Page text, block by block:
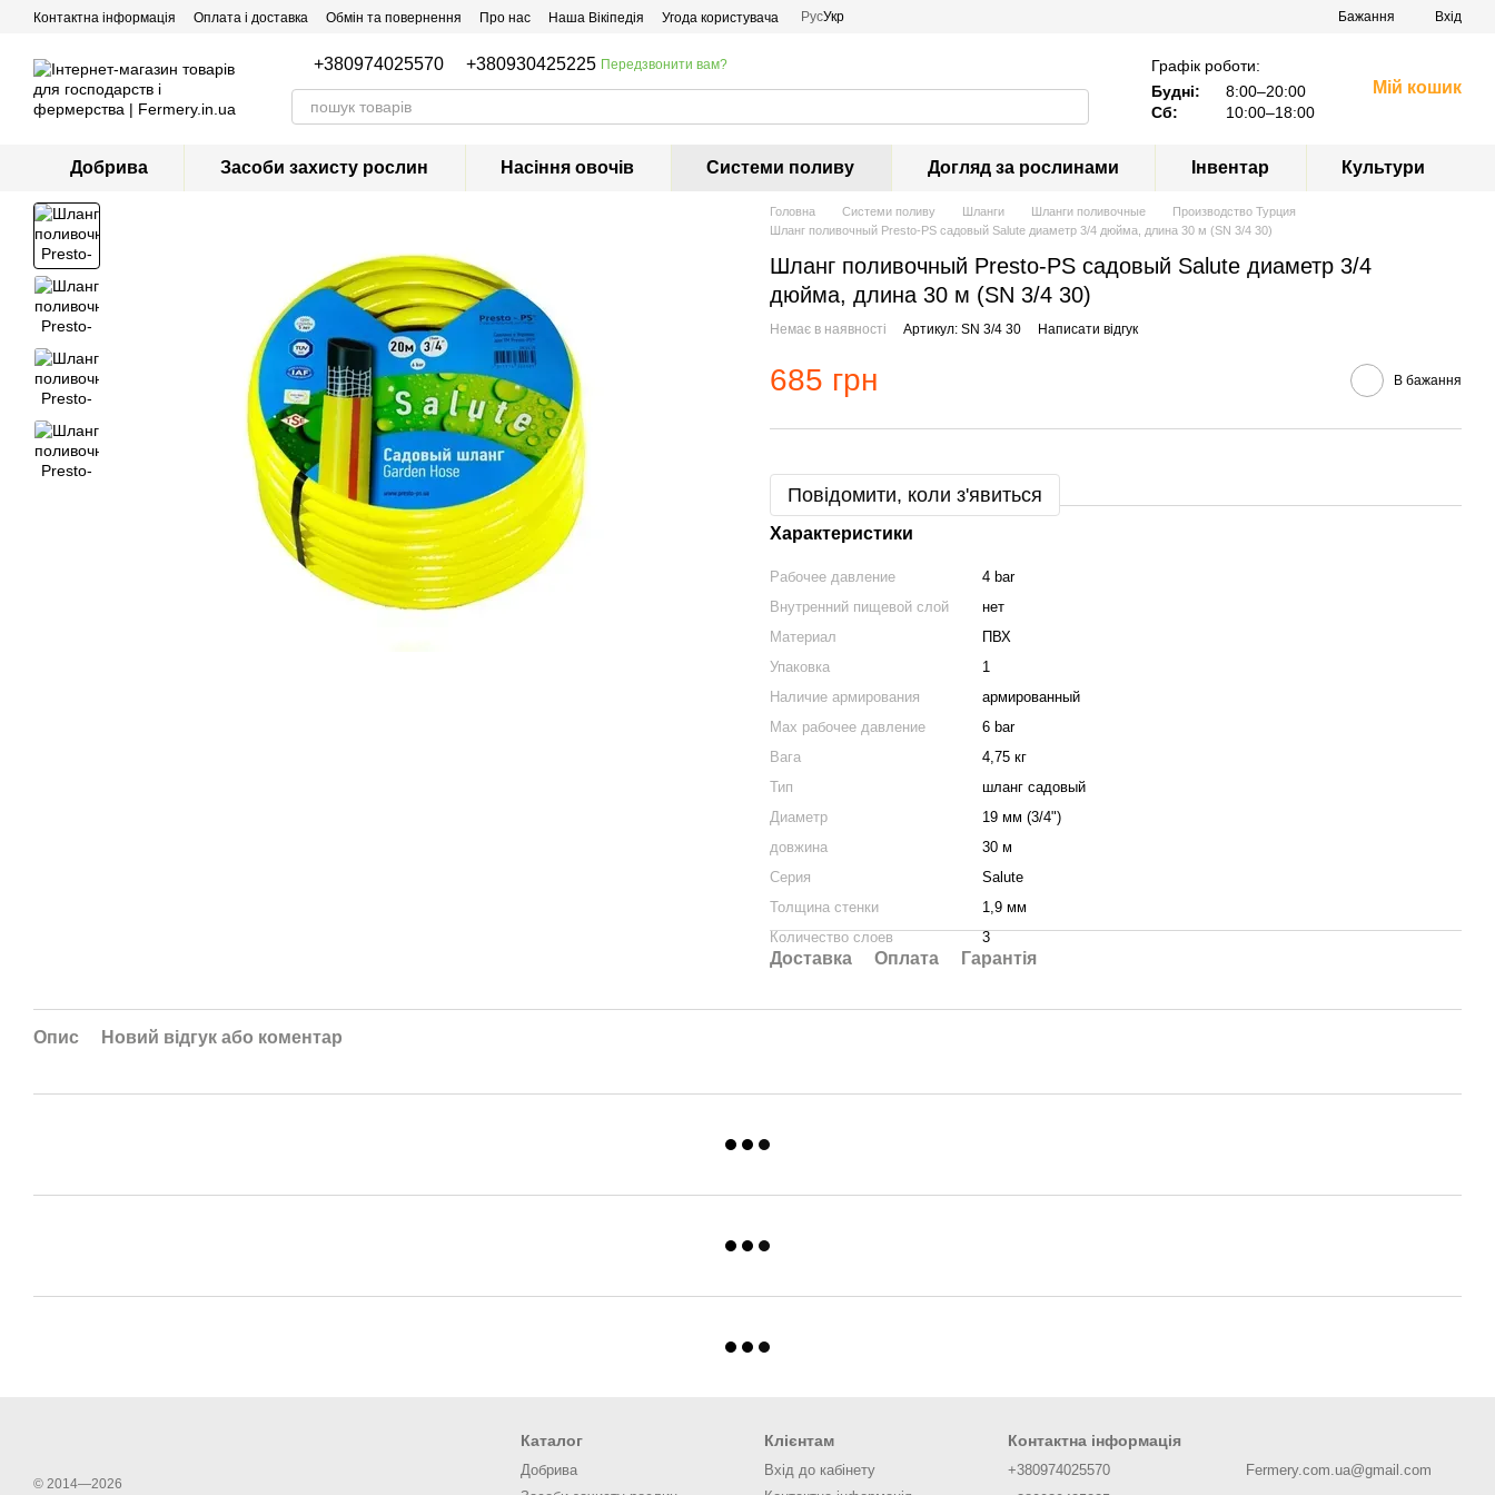
Перейти до основного контенту
Контактна інформація Оплата і доставка Обмін та повернення Про нас Наша Вікіпедія Угода користувача РусУкр Бажання Вхід
+380974025570 +380930425225 Передзвонити вам?
Графік роботи:
Будні:
8:00–20:00
Сб:
10:00–18:00
Мій кошик
Добрива Засоби захисту рослин Насіння овочів Системи поливу Догляд за рослинами Інвентар Культури
Головна Системи поливу Шланги Шланги поливочные
Производство Турция
Шланг поливочный Presto-PS садовый Salute диаметр 3/4 дюйма, длина 30 м (SN 3/4 30)
Шланг поливочный Presto-PS садовый Salute диаметр 3/4
дюйма, длина 30 м (SN 3/4 30)
Немає в наявності Артикул: SN 3/4 30 Написати відгук
685 грн В бажання
Повідомити, коли з'явиться
Характеристики
Рабочее давление
4 bar
Внутренний пищевой слой
нет
Материал
ПВХ
Упаковка
1
Наличие армирования
армированный
Max рабочее давление
6 bar
Вага
4,75 кг
Тип
шланг садовый
Диаметр
19 мм (3/4")
довжина
30 м
Серия
Salute
Толщина стенки
1,9 мм
Количество слоев
3
Доставка Оплата Гарантія
Опис Новий відгук або коментар
© 2014—2026
Каталог
Добрива
Клієнтам
Вхід до кабінету
Контактна інформація
+380974025570
Fermery.com.ua@gmail.com